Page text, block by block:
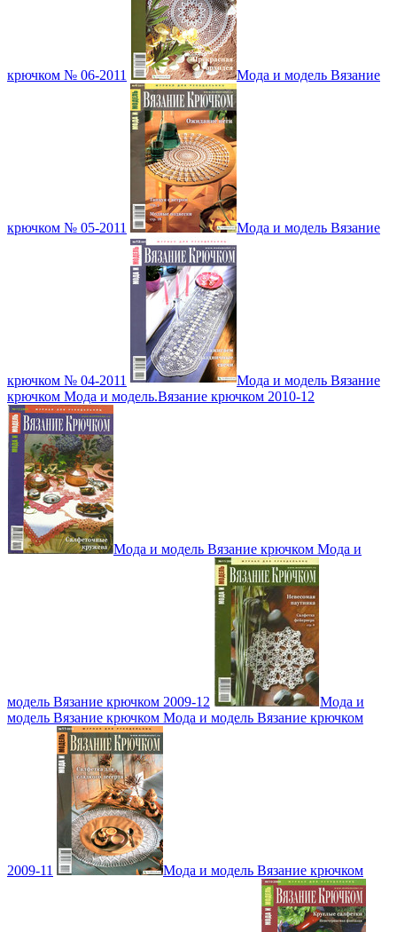
крючком № 06-2011 Мода и модель Вязание
крючком № 05-2011 Мода и модель Вязание
крючком № 04-2011
Мода и модель Вязание
крючком Мода и модель.Вязание крючком 2010-12
Мода и модель Вязание крючком Мода и
модель Вязание крючком 2009-12
Мода и
модель Вязание крючком Мода и модель Вязание крючком
2009-11 Мода и модель Вязание крючком